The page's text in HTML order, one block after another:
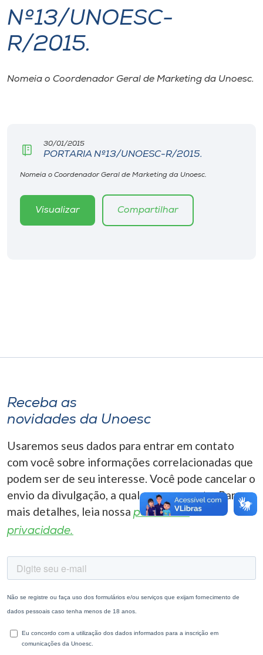
I.nova
Editora
A-
Nº13/UNOESC-
R/2015.
Nomeia o Coordenador Geral de Marketing da Unoesc.
30/01/2015
PORTARIA Nº13/UNOESC-R/2015.
Nomeia o Coordenador Geral de Marketing da Unoesc.
Visualizar Compartilhar
Receba as
novidades da Unoesc
Usaremos seus dados para entrar em contato
com você sobre informações correlacionadas que
podem ser de seu interesse. Você pode cancelar o
envio da divulgação, a qualquer momento. Para
mais detalhes, leia nossa política de
privacidade.